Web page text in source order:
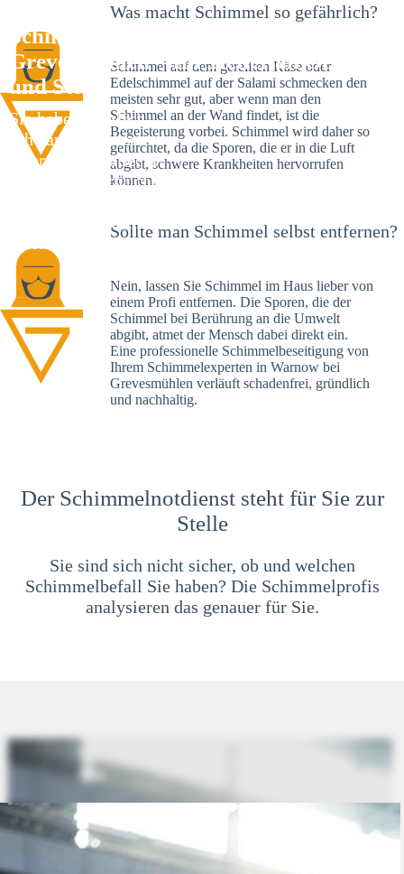
Schimmelexperte in Warnow bei
Grevesmühlen – Ihr Helfer an Ort
und Stelle
Sie haben kürzlich
schwarze Flecken an
Ihrer Wand entdeckt?
Schlechte Nachrichten:
Schimmelbefall in
Was macht Schimmel so gefährlich?
Schimmel auf dem gereiften Käse oder
Edelschimmel auf der Salami schmecken den
meisten sehr gut, aber wenn man den
Schimmel an der Wand findet, ist die
Begeisterung vorbei. Schimmel wird daher so
gefürchtet, da die Sporen, die er in die Luft
abgibt, schwere Krankheiten hervorrufen
können.
Sollte man Schimmel selbst entfernen?
Nein, lassen Sie Schimmel im Haus lieber von
einem Profi entfernen. Die Sporen, die der
Schimmel bei Berührung an die Umwelt
abgibt, atmet der Mensch dabei direkt ein.
Eine professionelle Schimmelbeseitigung von
Ihrem Schimmelexperten in Warnow bei
Grevesmühlen verläuft schadenfrei, gründlich
und nachhaltig.
Der Schimmelnotdienst steht für Sie zur
Stelle
Sie sind sich nicht sicher, ob und welchen
Schimmelbefall Sie haben? Die Schimmelprofis
analysieren das genauer für Sie.